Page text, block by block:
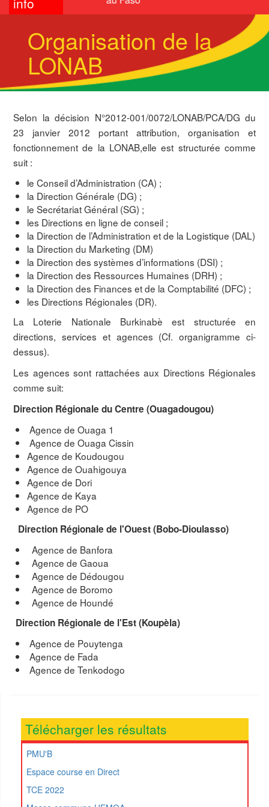
Organisation de la
LONAB
Selon la décision N°2012-001/0072/LONAB/PCA/DG du
23 janvier 2012 portant attribution, organisation et
fonctionnement de la LONAB,elle est structurée comme
suit :
le Conseil d’Administration (CA) ;
la Direction Générale (DG) ;
le Secrétariat Général (SG) ;
les Directions en ligne de conseil ;
la Direction de l’Administration et de la Logistique (DAL)
la Direction du Marketing (DM)
la Direction des systèmes d’informations (DSI) ;
la Direction des Ressources Humaines (DRH) ;
la Direction des Finances et de la Comptabilité (DFC) ;
les Directions Régionales (DR).
La Loterie Nationale Burkinabè est structurée en
directions, services et agences (Cf. organigramme ci-
dessus).
Les agences sont rattachées aux Directions Régionales
comme suit:
Direction Régionale du Centre (Ouagadougou)
Agence de Ouaga 1
Agence de Ouaga Cissin
Agence de Koudougou
Agence de Ouahigouya
Agence de Dori
Agence de Kaya
Agence de PO
Direction Régionale de l'Ouest (Bobo-Dioulasso)
Agence de Banfora
Agence de Gaoua
Agence de Dédougou
Agence de Boromo
Agence de Houndé
Direction Régionale de l'Est (Koupèla)
Agence de Pouytenga
Agence de Fada
Agence de Tenkodogo
Télécharger les résultats
PMU'B
Espace course en Direct
TCE 2022